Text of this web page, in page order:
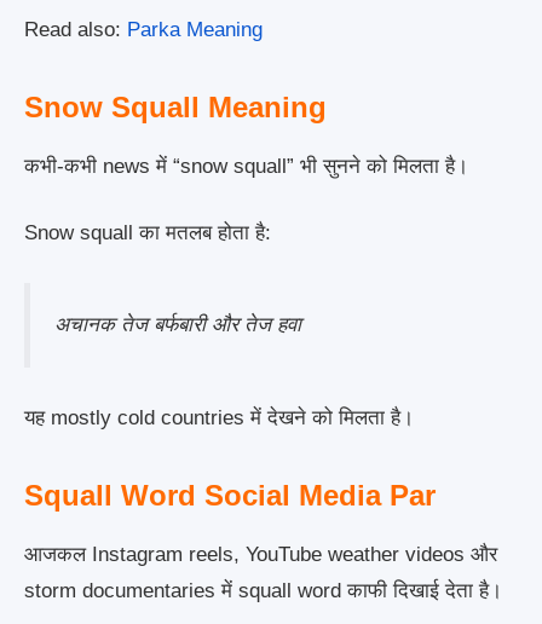
Read also: Parka Meaning
Snow Squall Meaning
कभी-कभी news में “snow squall” भी सुनने को मिलता है।
Snow squall का मतलब होता है:
अचानक तेज बर्फबारी और तेज हवा
यह mostly cold countries में देखने को मिलता है।
Squall Word Social Media Par
आजकल Instagram reels, YouTube weather videos और
storm documentaries में squall word काफी दिखाई देता है।